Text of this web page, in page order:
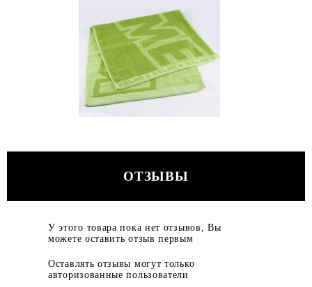
ОТЗЫВЫ
У этого товара пока нет отзывов, Вы
можете оставить отзыв первым
Оставлять отзывы могут только
авторизованные пользователи